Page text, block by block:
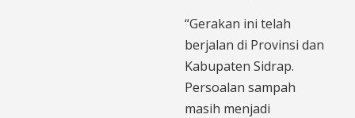
“Gerakan ini telah
berjalan di Provinsi dan
Kabupaten Sidrap.
Persoalan sampah
masih menjadi